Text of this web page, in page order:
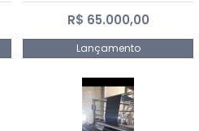
R$ 65.000,00
Lançamento